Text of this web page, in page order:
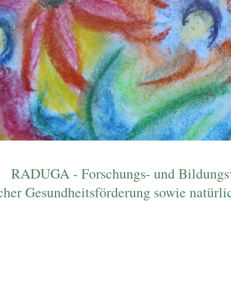
RADUGA - Forschungs- und
Gesundheitsförderung sowie